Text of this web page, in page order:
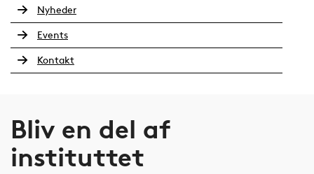
Nyheder
Events
Kontakt
Bliv en del af
instituttet